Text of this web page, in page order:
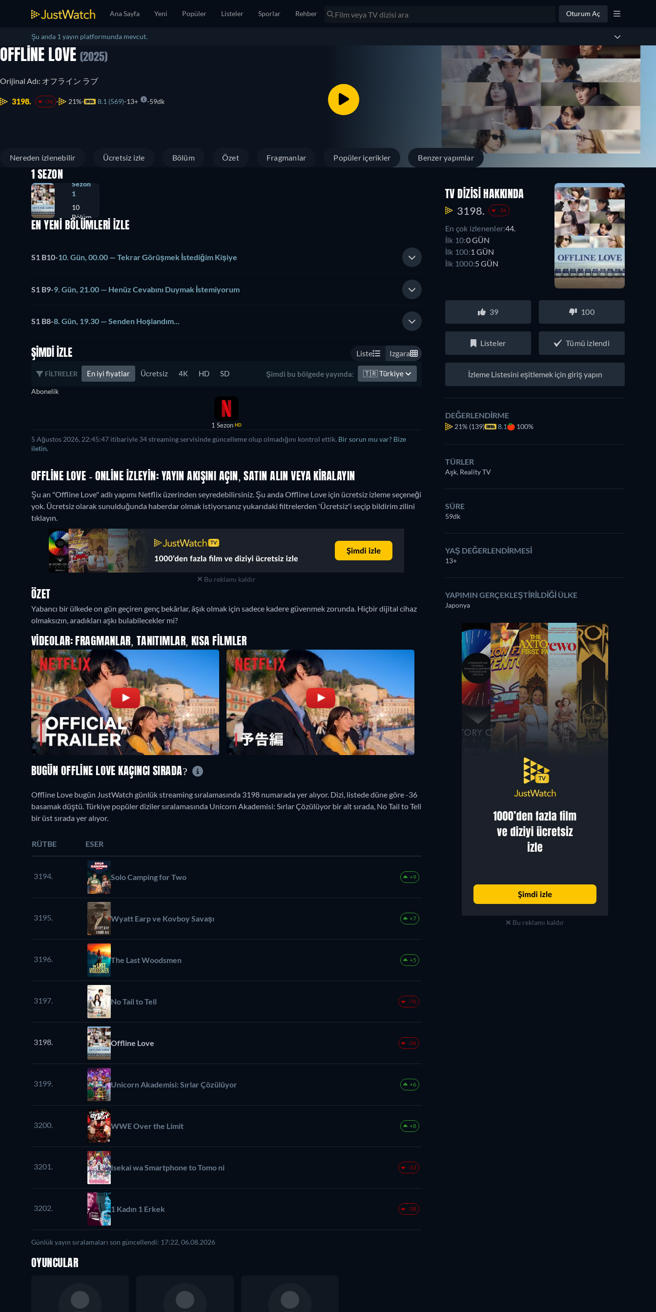
Ana Sayfa Yeni Popüler Listeler Sporlar Rehber Oturum Aç
Şu anda 1 yayın platformunda mevcut.
OFFLINE LOVE (2025)
Orijinal Adı: オフライン ラブ
3198. -36 21% 8.1 (569) 13+ 59dk
Nereden izlenebilir Ücretsiz izle Bölüm Özet Fragmanlar Popüler içerikler Benzer yapımlar
1 SEZON
Sezon
1
10
Bölüm
EN YENİ BÖLÜMLERİ İZLE
S1 B10-10. Gün, 00.00 — Tekrar Görüşmek İstediğim Kişiye
S1 B9-9. Gün, 21.00 — Henüz Cevabını Duymak İstemiyorum
S1 B8-8. Gün, 19.30 — Senden Hoşlandım...
ŞIMDI İZLE Liste Izgara
FILTRELER En iyi fiyatlar Ücretsiz 4K HD SD Şimdi bu bölgede yayında: 🇹🇷Türkiye
Abonelik
1 Sezon HD
5 Ağustos 2026, 22:45:47 itibariyle 34 streaming servisinde güncelleme olup olmadığını kontrol ettik. Bir sorun mu var? Bize
iletin.
OFFLINE LOVE - ONLINE IZLEYIN: YAYIN AKIŞINI AÇIN, SATIN ALIN VEYA KIRALAYIN
Şu an "Offline Love" adlı yapımı Netflix üzerinden seyredebilirsiniz. Şu anda Offline Love için ücretsiz izleme seçeneği
yok. Ücretsiz olarak sunulduğunda haberdar olmak istiyorsanız yukarıdaki filtrelerden 'Ücretsiz'i seçip bildirim zilini
tıklayın.
Bu reklamı kaldır
ÖZET
Yabancı bir ülkede on gün geçiren genç bekârlar, âşık olmak için sadece kadere güvenmek zorunda. Hiçbir dijital cihaz
olmaksızın, aradıkları aşkı bulabilecekler mi?
VIDEOLAR: FRAGMANLAR, TANITIMLAR, KISA FILMLER
TV DIZISI HAKKINDA
3198. -36
En çok izlenenler:44.
İlk 10:0 GÜN
İlk 100:1 GÜN
İlk 1000:5 GÜN
39 100
Listeler Tümü izlendi
İzleme Listesini eşitlemek için giriş yapın
DEĞERLENDIRME
21% (139) 8.1 100%
TÜRLER
Aşk, Reality TV
SÜRE
59dk
YAŞ DEĞERLENDIRMESI
13+
YAPIMIN GERÇEKLEŞTIRILDIĞI ÜLKE
Japonya
Bu reklamı kaldır
BUGÜN OFFLINE LOVE KAÇINCI SIRADA?
Offline Love bugün JustWatch günlük streaming sıralamasında 3198 numarada yer alıyor. Dizi, listede düne göre -36
basamak düştü. Türkiye popüler diziler sıralamasında Unicorn Akademisi: Sırlar Çözülüyor bir alt sırada, No Tail to Tell
bir üst sırada yer alıyor.
RÜTBE ESER
3194. Solo Camping for Two +9
3195. Wyatt Earp ve Kovboy Savaşı +7
3196. The Last Woodsmen +5
3197. No Tail to Tell -76
3198. Offline Love -36
3199. Unicorn Akademisi: Sırlar Çözülüyor +6
3200. WWE Over the Limit +8
3201. Isekai wa Smartphone to Tomo ni -33
3202. 1 Kadın 1 Erkek -38
Günlük yayın sıralamaları son güncellendi: 17:22, 06.08.2026
OYUNCULAR